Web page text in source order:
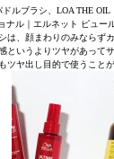
ルブラシ、LOA THE
ョナル｜エルネット ピュー
は、顔まわりのみならず
というよりツヤがあって
ツヤ出し目的で使うこと